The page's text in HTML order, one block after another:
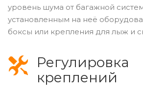
уровень шума от багажной
установленным на неё
боксы или крепления для лыж и
Регулировка
креплений